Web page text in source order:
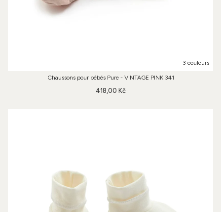
3 couleurs
Chaussons pour bébés Pure - VINTAGE PINK 341
418,00 Kč